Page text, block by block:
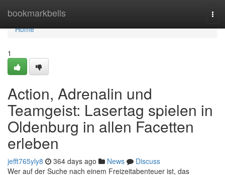
bookmarkbells
Home
Home
1
Action, Adrenalin und
Teamgeist: Lasertag spielen in
Oldenburg in allen Facetten
erleben
jefft765yly8 364 days ago News
Discuss
Wer auf der Suche nach einem Freizeitabenteuer ist, das